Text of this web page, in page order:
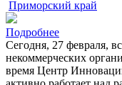
Приморский край
Подробнее
Сегодня, 27 февраля,
некоммерческих
время Центр